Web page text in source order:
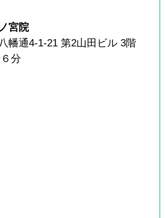
宮院
幡通4-1-21 第2山田ビル 3階
分